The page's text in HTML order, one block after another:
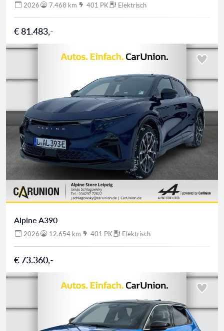
2026 7.468 km 401 PK Elektrisch
€ 81.483,-
Alpine A390
2026 12.654 km 401 PK Elektrisch
€ 73.360,-